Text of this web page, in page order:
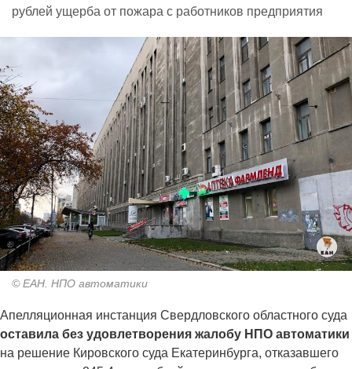
рублей ущерба от пожара с работников предприятия
© ЕАН. НПО автоматики
Апелляционная инстанция Свердловского областного суда
оставила без удовлетворения жалобу НПО автоматики
на решение Кировского суда Екатеринбурга, отказавшего